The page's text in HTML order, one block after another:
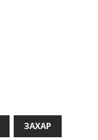
ЗАХАР